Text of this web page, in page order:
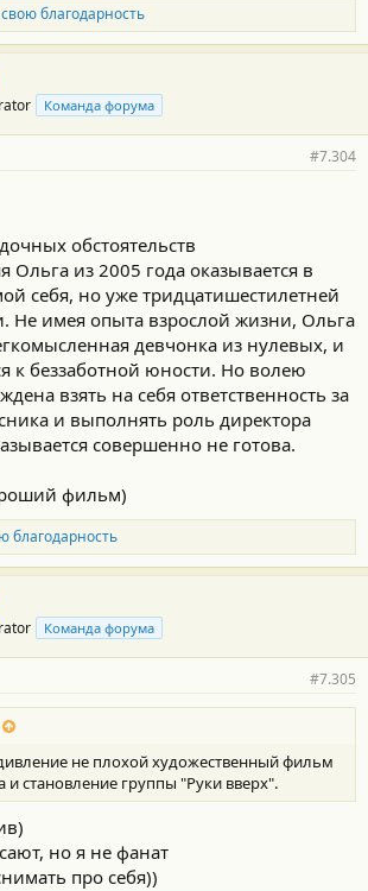
благодарность
Команда форума
#7.304
обстоятельств
Ольга из 2005 года оказывается в
себя, но уже тридцатишестилетней
Не имея опыта взрослой жизни, Ольга
девчонка из нулевых, и
к беззаботной юности. Но волею
взять на себя ответственность за
и выполнять роль директора
совершенно не готова.
фильм)
благодарность
Команда форума
#7.305
не плохой художественный фильм
и становление группы "Руки вверх".
но я не фанат
про себя))